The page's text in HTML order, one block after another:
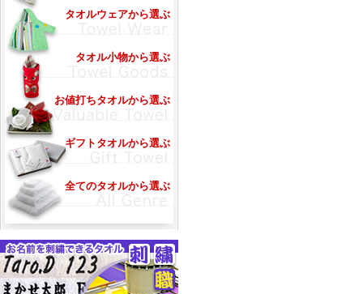
タオルウェアから選ぶ
タオル小物から選ぶ
お値打ちタオルから選ぶ
ギフトタオルから選ぶ
全てのタオルから選ぶ